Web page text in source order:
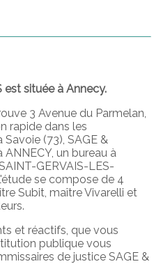
est située à Annecy.
3 Avenue du Parmelan,
rapide dans les
(73), SAGE &
un bureau à
GERVAIS-LES-
se compose de 4
Subit, maître Vivarelli et
et réactifs, que vous
publique vous
de justice SAGE &